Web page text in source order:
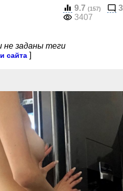
9.7 (157)
3
3407
не заданы теги
сайта ]